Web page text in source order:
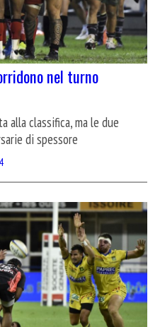
nel turno
alla classifica, ma le due
di spessore